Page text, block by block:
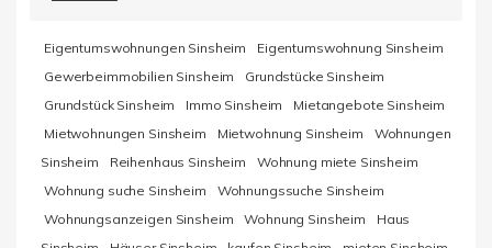
Eigentumswohnungen Sinsheim
Eigentumswohnung Sinsheim
Gewerbeimmobilien Sinsheim
Grundstücke Sinsheim
Grundstück Sinsheim
Immo Sinsheim
Mietangebote Sinsheim
Mietwohnungen Sinsheim
Mietwohnung Sinsheim
Wohnungen
Sinsheim
Reihenhaus Sinsheim
Wohnung miete Sinsheim
Wohnung suche Sinsheim
Wohnungssuche Sinsheim
Wohnungsanzeigen Sinsheim
Wohnung Sinsheim
Haus